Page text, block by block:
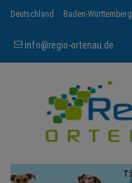
Deutschland Baden-Württemberg
info@regio-ortenau.de